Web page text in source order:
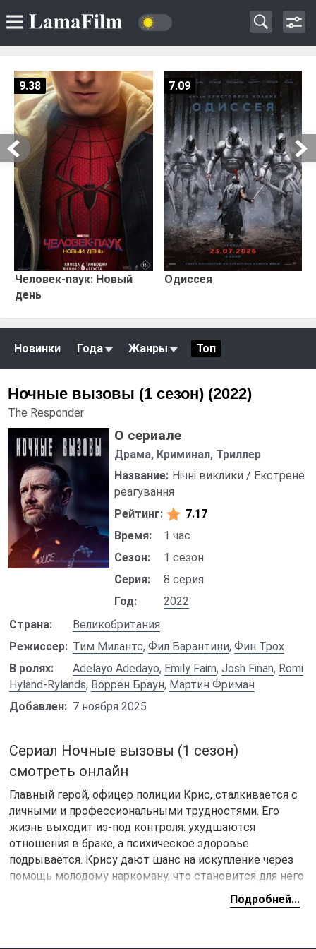
Человек-паук: Новый
день
9.38
Одиссея
7.09
Новинки Года Жанры Топ
Ночные вызовы (1 сезон) (2022)
The Responder
О сериале
Драма, Криминал, Триллер
Название: Нічні виклики / Екстрене
реагування
Рейтинг:
7.17
Время:
1 час
Сезон:
1 сезон
Серия:
8 серия
Год:
2022
Страна:
Великобритания
Режиссер: Тим Милантс,Фил Барантини,Фин Трох
В ролях:
Adelayo Adedayo, Emily Fairn,Josh Finan, Romi
Hyland-Rylands, Воррен Браун, Мартин Фриман
Добавлен: 7 ноября 2025
Сериал Ночные вызовы (1 сезон)
смотреть онлайн
Главный герой, офицер полиции Крис, сталкивается с
личными и профессиональными трудностями. Его
жизнь выходит из-под контроля: ухудшаются
отношения в браке, а психическое здоровье
подрывается. Крису дают шанс на искупление через
помощь молодому наркоману, что становится для него
переломной точкой. Крису предстоит справиться не
только с собственными проблемами, но и с угрозой,
Подробней...